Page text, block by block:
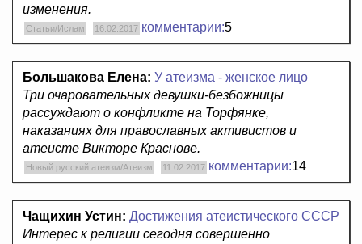
изменения.
Статьи/Ислам 16.02.2017 комментарии:5
Большакова Елена: У атеизма - женское лицо
Три очаровательных девушки-безбожницы
рассуждают о конфликте на Торфянке,
наказаниях для православных активистов и
атеисте Викторе Краснове.
Новый русский атеизм/Атеизм 11.02.2017 комментарии:14
Чащихин Устин: Достижения атеистического СССР
Интерес к религии сегодня совершенно